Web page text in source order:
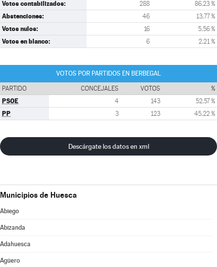
Votos contabilizados: 288 86,23 %
Abstenciones: 46 13,77 %
Votos nulos: 16 5,56 %
Votos en blanco: 6 2,21 %
VOTOS POR PARTIDOS EN BERBEGAL
PARTIDO CONCEJALES VOTOS %
PSOE 4 143 52,57 %
PP 3 123 45,22 %
Descárgate los datos en xml
Municipios de Huesca
Abiego
Abizanda
Adahuesca
Agüero